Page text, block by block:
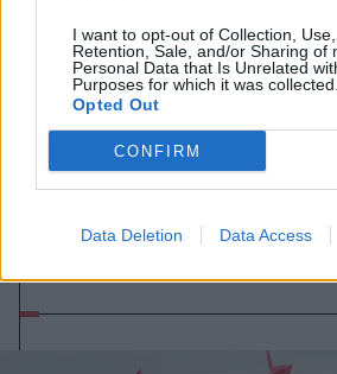
I want to opt-out of Collection, Use,
Retention, Sale, and/or Sharing of
Personal Data that Is Unrelated
Purposes for which it was collected.
Opted Out
CONFIRM
Data Deletion Data Access
2026. augusztus 06., csütörtök
Elvégezték az első
robotasszisztált